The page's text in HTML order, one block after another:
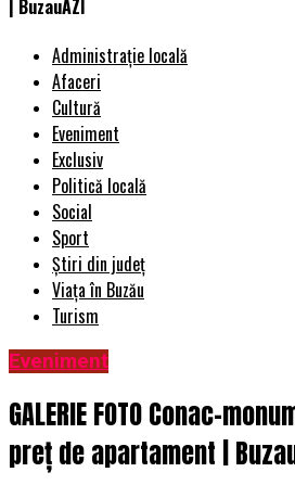
| BuzauAZI
Administrație locală
Afaceri
Cultură
Eveniment
Exclusiv
Politică locală
Social
Sport
Știri din județ
Viața în Buzău
Turism
Eveniment
GALERIE FOTO Conac-
preț de apartament |